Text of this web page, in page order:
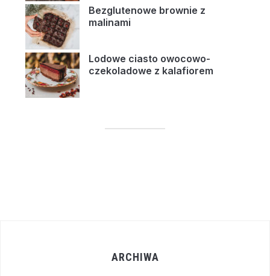
Bezglutenowe brownie z
malinami
Lodowe ciasto owocowo-
czekoladowe z kalafiorem
ARCHIWA